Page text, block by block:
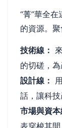
“菁”華全
的資源。聚
技術線：
的切磋，為
設計線：
話，讓科技
市場與資本